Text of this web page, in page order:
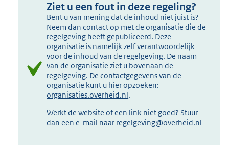
Ziet u een fout in deze regeling?
Bent u van mening dat de inhoud niet juist is?
Neem dan contact op met de organisatie die de
regelgeving heeft gepubliceerd. Deze
organisatie is namelijk zelf verantwoordelijk
voor de inhoud van de regelgeving. De naam
van de organisatie ziet u bovenaan de
regelgeving. De contactgegevens van de
organisatie kunt u hier opzoeken:
organisaties.overheid.nl.
Werkt de website of een link niet goed? Stuur
dan een e-mail naar regelgeving@overheid.nl